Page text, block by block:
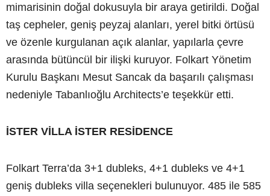
mimarisinin doğal dokusuyla bir araya getirildi. Doğal
taş cepheler, geniş peyzaj alanları, yerel bitki örtüsü
ve özenle kurgulanan açık alanlar, yapılarla çevre
arasında bütüncül bir ilişki kuruyor. Folkart Yönetim
Kurulu Başkanı Mesut Sancak da başarılı çalışması
nedeniyle Tabanlıoğlu Architects’e teşekkür etti.
İSTER VİLLA İSTER RESİDENCE
Folkart Terra’da 3+1 dubleks, 4+1 dubleks ve 4+1
geniş dubleks villa seçenekleri bulunuyor. 485 ile 585